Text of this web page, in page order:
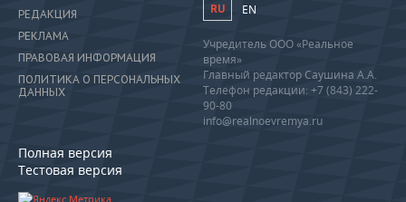
РЕДАКЦИЯ
РЕКЛАМА
ПРАВОВАЯ ИНФОРМАЦИЯ
ПОЛИТИКА О ПЕРСОНАЛЬНЫХ
ДАННЫХ
Полная версия
Тестовая версия
RU EN
Учредитель ООО «Реальное
время»
Главный редактор Саушина А.А.
Телефон редакции: +7 (843) 222-
90-80
info@realnoevremya.ru